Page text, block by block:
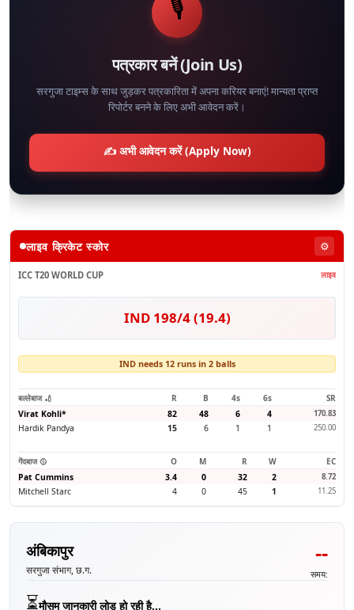
🎙️
पत्रकार बनें (Join Us)
सरगुजा टाइम्स के साथ जुड़कर पत्रकारिता में अपना करियर बनाएं! मान्यता प्राप्त
रिपोर्टर बनने के लिए अभी आवेदन करें।
✍️ अभी आवेदन करें (Apply Now)
लाइव क्रिकेट स्कोर ⚙️
ICC T20 WORLD CUP लाइव
IND 198/4 (19.4)
IND needs 12 runs in 2 balls
बल्लेबाज 🏏 R B 4s 6s
SR
Virat Kohli* 82 48 6 4 170.83
Hardik Pandya 15 6 1 1 250.00
गेंदबाज 🥎 O M R W
EC
Pat Cummins
3.4 0 32 2 8.72
Mitchell Starc 4 0 45 1 11.25
अंबिकापुर
सरगुजा संभाग, छ.ग.
--
समय:
⏳मौसम जानकारी लोड हो रही है...